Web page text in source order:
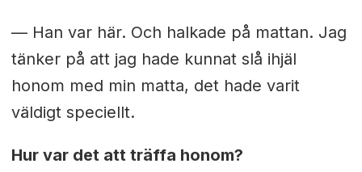
— Han var här. Och halkade på mattan. Jag
tänker på att jag hade kunnat slå ihjäl
honom med min matta, det hade varit
väldigt speciellt.
Hur var det att träffa honom?